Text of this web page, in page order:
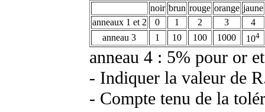
noir brun rouge orange jaune
anneaux 1 et 2
0 1 2 3
4
anneau 3
1 10 100 1000 104
anneau 4 : 5% pour or
- Indiquer la valeur de
- Compte tenu de la